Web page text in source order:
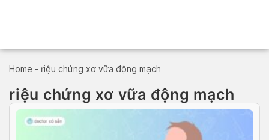
Home - riệu chứng xơ vữa động mạch
riệu chứng xơ vữa động mạch